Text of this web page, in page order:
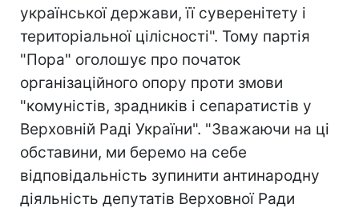
української держави, її суверенітету і
територіальної цілісності". Тому партія
"Пора" оголошує про початок
організаційного опору проти змови
"комуністів, зрадників і сепаратистів у
Верховній Раді України". "Зважаючи на ці
обставини, ми беремо на себе
відповідальність зупинити антинародну
діяльність депутатів Верховної Ради